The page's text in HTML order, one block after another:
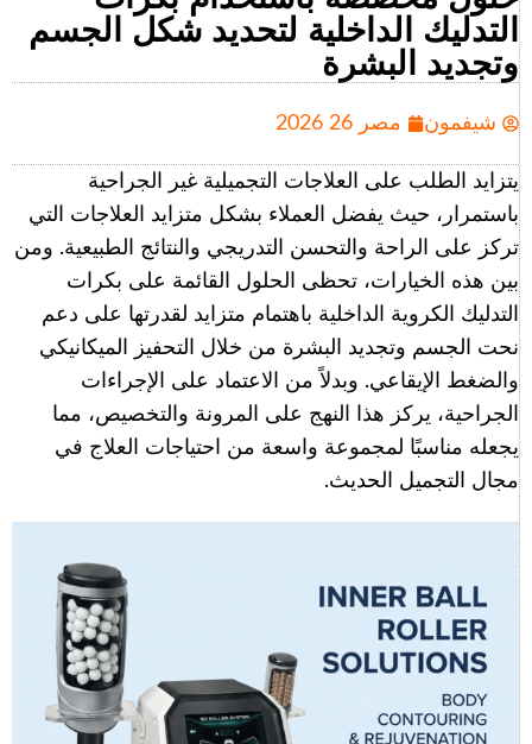
التدليك الداخلية لتحديد شكل الجسم
وتجديد البشرة
شيفمون مصر 26 2026
يتزايد الطلب على العلاجات التجميلية غير الجراحية
باستمرار، حيث يفضل العملاء بشكل متزايد العلاجات التي
تركز على الراحة والتحسن التدريجي والنتائج الطبيعية. ومن
بين هذه الخيارات، تحظى الحلول القائمة على بكرات
التدليك الكروية الداخلية باهتمام متزايد لقدرتها على دعم
نحت الجسم وتجديد البشرة من خلال التحفيز الميكانيكي
والضغط الإيقاعي. وبدلاً من الاعتماد على الإجراءات
الجراحية، يركز هذا النهج على المرونة والتخصيص، مما
يجعله مناسبًا لمجموعة واسعة من احتياجات العلاج في
مجال التجميل الحديث.